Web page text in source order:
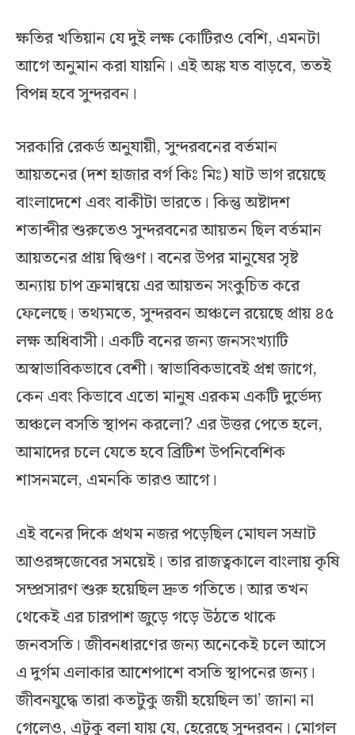
ক্ষতির খতিয়ান যে দুই লক্ষ কোটিরও বেশি, এমনটা
আগে অনুমান করা যায়নি। এই অঙ্ক যত বাড়বে, ততই
বিপন্ন হবে সুন্দরবন।
সরকারি রেকর্ড অনুযায়ী, সুন্দরবনের বর্তমান
আয়তনের (দশ হাজার বর্গ কিঃ মিঃ) ষাট ভাগ রয়েছে
বাংলাদেশে এবং বাকীটা ভারতে। কিন্তু অষ্টাদশ
শতাব্দীর শুরুতেও সুন্দরবনের আয়তন ছিল বর্তমান
আয়তনের প্রায় দ্বিগুণ। বনের উপর মানুষের সৃষ্ট
অন্যায় চাপ ক্রমান্বয়ে এর আয়তন সংকুচিত করে
ফেলেছে। তথ্যমতে, সুন্দরবন অঞ্চলে রয়েছে প্রায় ৪৫
লক্ষ অধিবাসী। একটি বনের জন্য জনসংখ্যাটি
অস্বাভাবিকভাবে বেশী। স্বাভাবিকভাবেই প্রশ্ন জাগে,
কেন এবং কিভাবে এতো মানুষ এরকম একটি দুর্ভেদ্য
অঞ্চলে বসতি স্থাপন করলো? এর উত্তর পেতে হলে,
আমাদের চলে যেতে হবে ব্রিটিশ উপনিবেশিক
শাসনমলে, এমনকি তারও আগে।
এই বনের দিকে প্রথম নজর পড়েছিল মোঘল সম্রাট
আওরঙ্গজেবের সময়েই। তার রাজত্বকালে বাংলায় কৃষি
সম্প্রসারণ শুরু হয়েছিল দ্রুত গতিতে। আর তখন
থেকেই এর চারপাশ জুড়ে গড়ে উঠতে থাকে
জনবসতি। জীবনধারণের জন্য অনেকেই চলে আসে
এ দুর্গম এলাকার আশেপাশে বসতি স্থাপনের জন্য।
জীবনযুদ্ধে তারা কতটুকু জয়ী হয়েছিল তা’ জানা না
গেলেও, এটুকু বলা যায় যে, হেরেছে সুন্দরবন। মোগল